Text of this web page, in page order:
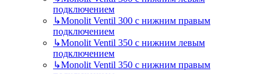
подключением
↳Monolit Ventil 300 с нижним правым
подключением
↳Monolit Ventil 350 с нижним левым
подключением
↳Monolit Ventil 350 с нижним правым